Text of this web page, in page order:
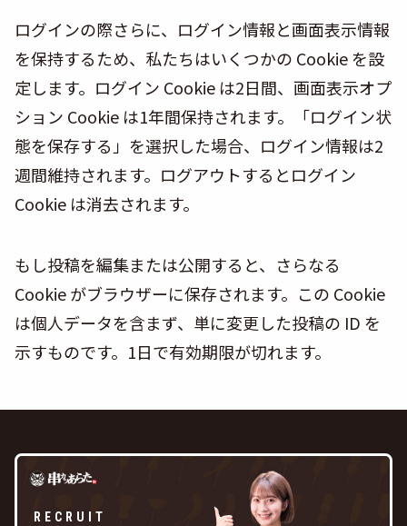
ログインの際さらに、ログイン情報と画面表示情報
を保持するため、私たちはいくつかの Cookie を設
定します。ログイン Cookie は2日間、画面表示オプ
ション Cookie は1年間保持されます。「ログイン状
態を保存する」を選択した場合、ログイン情報は2
週間維持されます。ログアウトするとログイン
Cookie は消去されます。
もし投稿を編集または公開すると、さらなる
Cookie がブラウザーに保存されます。この Cookie
は個人データを含まず、単に変更した投稿の ID を
示すものです。1日で有効期限が切れます。
RECRUIT